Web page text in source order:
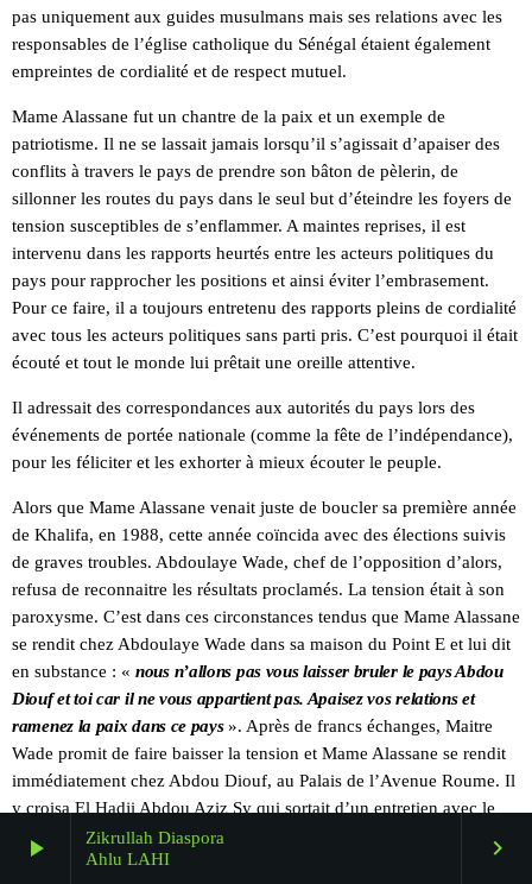
play_arrow
Zikrullah Diaspora
Ahlu LAHI
keyboard_arrow_right
pas uniquement aux guides musulmans mais ses relations avec les
responsables de l’église catholique du Sénégal étaient également
empreintes de cordialité et de respect mutuel.
Mame Alassane fut un chantre de la paix et un exemple de
patriotisme. Il ne se lassait jamais lorsqu’il s’agissait d’apaiser des
conflits à travers le pays de prendre son bâton de pèlerin, de
sillonner les routes du pays dans le seul but d’éteindre les foyers de
tension susceptibles de s’enflammer. A maintes reprises, il est
intervenu dans les rapports heurtés entre les acteurs politiques du
pays pour rapprocher les positions et ainsi éviter l’embrasement.
Pour ce faire, il a toujours entretenu des rapports pleins de cordialité
avec tous les acteurs politiques sans parti pris. C’est pourquoi il était
écouté et tout le monde lui prêtait une oreille attentive.
Il adressait des correspondances aux autorités du pays lors des
événements de portée nationale (comme la fête de l’indépendance),
pour les féliciter et les exhorter à mieux écouter le peuple.
Alors que Mame Alassane venait juste de boucler sa première année
de Khalifa, en 1988, cette année coïncida avec des élections suivis
de graves troubles. Abdoulaye Wade, chef de l’opposition d’alors,
refusa de reconnaitre les résultats proclamés. La tension était à son
paroxysme. C’est dans ces circonstances tendus que Mame Alassane
se rendit chez Abdoulaye Wade dans sa maison du Point E et lui dit
en substance : « nous n’allons pas vous laisser bruler le pays Abdou
Diouf et toi car il ne vous appartient pas. Apaisez vos relations et
ramenez la paix dans ce pays ». Après de francs échanges, Maitre
Wade promit de faire baisser la tension et Mame Alassane se rendit
immédiatement chez Abdou Diouf, au Palais de l’Avenue Roume. Il
y croisa El Hadji Abdou Aziz Sy qui sortait d’un entretien avec le
Président. Les deux guides religieux s’étreignirent chaleureusement
avant que chacun ne rapporta à son homologue les démarches qu’il